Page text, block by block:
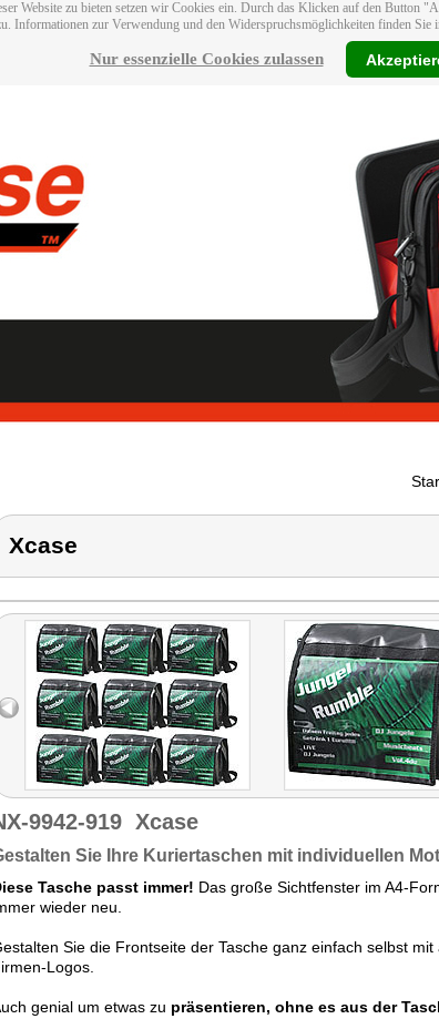
Website zu bieten setzen wir Cookies ein. Durch das Klicken auf den Button
Informationen zur Verwendung und den Widerspruchsmöglichkeiten finden Sie
Nur essenzielle Cookies zulassen
Xcase
9942-919 Xcase
Sie Ihre Kuriertaschen mit individuellen
Tasche passt immer! Das große Sichtfenster im A4-
wieder neu.
Sie die Frontseite der Tasche ganz einfach selbst
Logos.
genial um etwas zu präsentieren, ohne es aus der